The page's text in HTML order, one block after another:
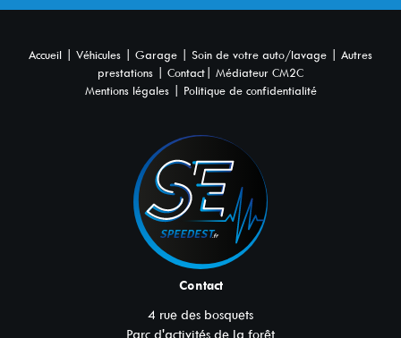
Accueil | Véhicules | Garage | Soin de votre auto/lavage | Autres
prestations | Contact | Médiateur CM2C
Mentions légales | Politique de confidentialité
Contact
4 rue des bosquets
Parc d'activités de la forêt